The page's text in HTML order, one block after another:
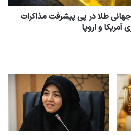
جهانی طلا در پی پیشرفت مذاکرات
آمریکا و اروپا